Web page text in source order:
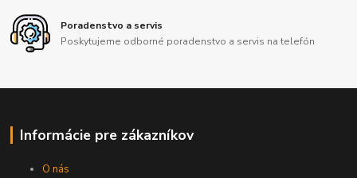
Poradenstvo a servis
Poskytujeme odborné poradenstvo a servis na telefón
Informácie pre zákazníkov
O nás